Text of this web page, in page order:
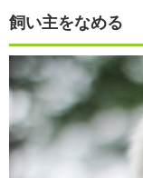
飼い主をなめる